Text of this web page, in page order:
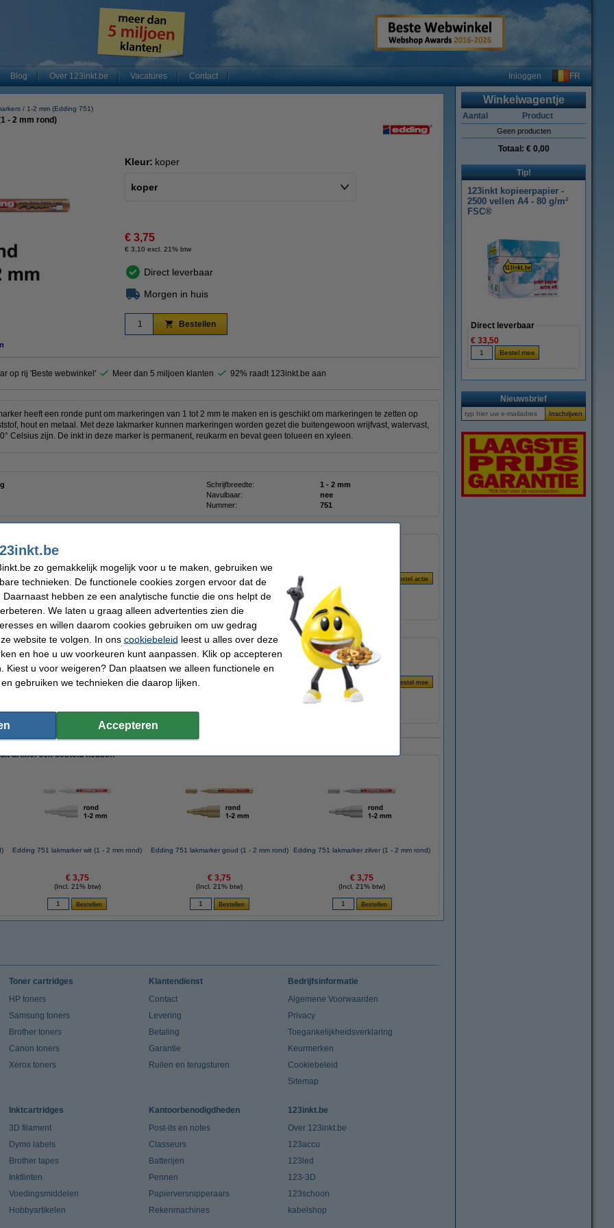
Blog Over 123inkt.be Vacatures Contact Inloggen FR
1-2 mm (Edding 751)
- 2 mm rond)
Kleur: koper
koper
€ 3,75
€ 3,10 excl. 21% btw
Direct leverbaar
Morgen in huis
Bestellen
op rij 'Beste webwinkel' Meer dan 5 miljoen klanten 92% raadt 123inkt.be aan
heeft een ronde punt om markeringen van 1 tot 2 mm te maken en is geschikt om markeringen te zetten op
hout en metaal. Met deze lakmarker kunnen markeringen worden gezet die buitengewoon wrijfvast, watervast,
Celsius zijn. De inkt in deze marker is permanent, reukarm en bevat geen tolueen en xyleen.
Schrijfbreedte:
1 - 2 mm
Navulbaar:
nee
Nummer: 751
751 glanslakmarker koper (1 - 2 mm rond)
(10 stuks)
artikel ook besteld hebben
Edding 751 lakmarker wit (1 - 2 mm rond)
€ 3,75
(Incl. 21% btw)
Edding 751 lakmarker goud (1 - 2 mm rond)
€ 3,75
(Incl. 21% btw)
Edding 751 lakmarker zilver (1 - 2 mm rond)
€ 3,75
(Incl. 21% btw)
Winkelwagentje
Aantal Product
Geen producten
Totaal: € 0,00
Tip!
123inkt kopieerpapier -
2500 vellen A4 - 80 g/m²
FSC®
Direct leverbaar
€ 33,50
Nieuwsbrief
Toner cartridges
HP toners
Samsung toners
Brother toners
Canon toners
Xerox toners
Klantendienst
Contact
Levering
Betaling
Garantie
Ruilen en terugsturen
Bedrijfsinformatie
Algemene Voorwaarden
Privacy
Toegankelijkheidsverklaring
Keurmerken
Cookiebeleid
Sitemap
Inktcartridges
3D filament
Dymo labels
Brother tapes
Inktlinten
Voedingsmiddelen
Hobbyartikelen
Kantoorbenodigdheden
Post-its en notes
Classeurs
Batterijen
Pennen
Papierversnipperaars
Rekenmachines
123inkt.be
Over 123inkt.be
123accu
123led
123-3D
123schoon
kabelshop
zo gemakkelijk mogelijk voor u te maken, gebruiken we
technieken. De functionele cookies zorgen ervoor dat de
hebben ze een analytische functie die ons helpt de
We laten u graag alleen advertenties zien die
en willen daarom cookies gebruiken om uw gedrag
website te volgen. In ons cookiebeleid leest u alles over deze
en hoe u uw voorkeuren kunt aanpassen. Klik op accepteren
Kiest u voor weigeren? Dan plaatsen we alleen functionele en
gebruiken we technieken die daarop lijken.
Accepteren